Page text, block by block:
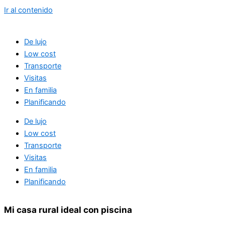
Ir al contenido
De lujo
Low cost
Transporte
Visitas
En familia
Planificando
De lujo
Low cost
Transporte
Visitas
En familia
Planificando
Mi casa rural ideal con piscina